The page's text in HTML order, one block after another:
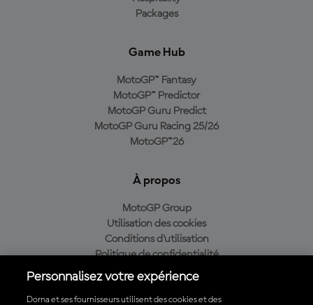
Packages
Game Hub
MotoGP™ Fantasy
MotoGP™ Predictor
MotoGP Guru Predict
MotoGP Guru Racing 25/26
MotoGP™26
À propos
MotoGP Group
Utilisation des cookies
Conditions d'utilisation
Politique de confidentialité
Politique d’achat
Personnalisez votre expérience
Dorna et ses fournisseurs utilisent des cookies et des